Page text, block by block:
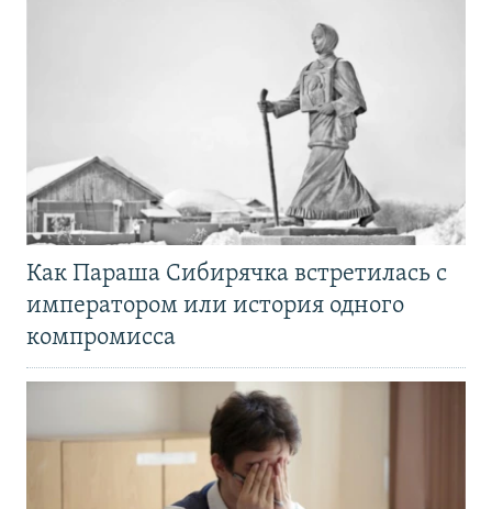
Как Параша Сибирячка встретилась с
императором или история одного
компромисса